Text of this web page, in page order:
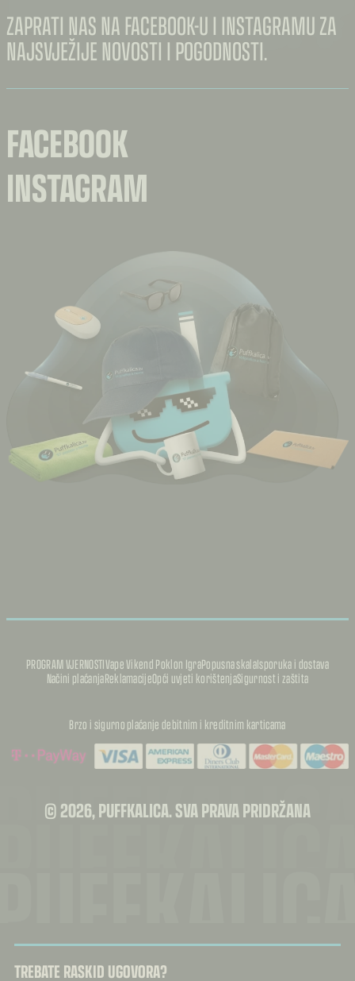
ZAPRATI NAS NA FACEBOOK-U I INSTAGRAMU ZA
NAJSVJEŽIJE NOVOSTI I POGODNOSTI.
FACEBOOK
INSTAGRAM
PROGRAM VJERNOSTIVape Vikend Poklon IgraPopusna skalaIsporuka i dostava
Načini plaćanjaReklamacijeOpći uvjeti korištenjaSigurnost i zaštita
Brzo i sigurno plaćanje debitnim i kreditnim karticama
© 2026, PUFFKALICA. SVA PRAVA PRIDRŽANA
TREBATE RASKID UGOVORA?